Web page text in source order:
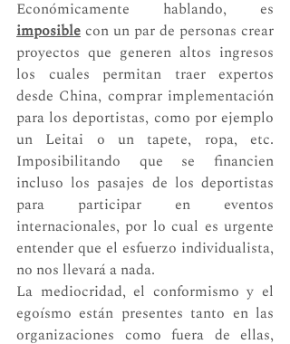
imposible con un par de personas crear
proyectos que generen altos ingresos
los cuales permitan traer expertos
desde China, comprar implementación
para los deportistas, como por ejemplo
un Leitai o un tapete, ropa, etc.
Imposibilitando que se financien
incluso los pasajes de los deportistas
para participar en eventos
internacionales, por lo cual es urgente
entender que el esfuerzo individualista,
no nos llevará a nada.
La mediocridad, el conformismo y el
egoísmo están presentes tanto en las